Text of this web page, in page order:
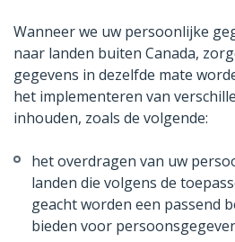
Wanneer we uw persoonlijke
naar landen buiten Canada,
gegevens in dezelfde mate
het implementeren van
inhouden, zoals de volgende:
het overdragen van uw
landen die volgens de
geacht worden een passend
bieden voor